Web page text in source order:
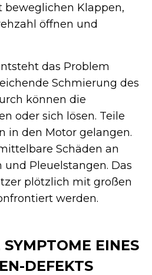
Klappen,
öffnen und
das Problem
Schmierung des
können die
oder sich lösen. Teile
in den Motor gelangen.
Schäden an
und Pleuelstangen. Das
plötzlich mit großen
werden.
EINES
DEFEKTS